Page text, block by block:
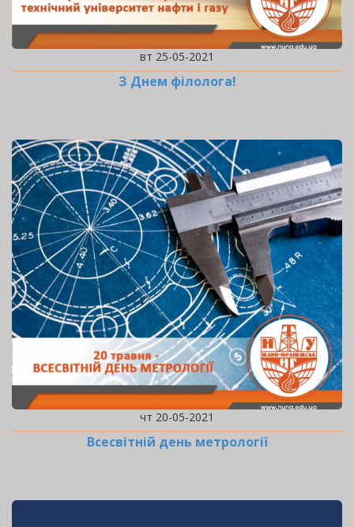
вт 25-05-2021
З Днем філолога!
чт 20-05-2021
Всесвітній день метрології